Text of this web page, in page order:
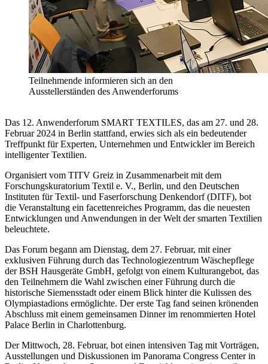
Teilnehmende informieren sich an den
Ausstellerständen des Anwenderforums
Das 12. Anwenderforum SMART TEXTILES, das am 27. und 28.
Februar 2024 in Berlin stattfand, erwies sich als ein bedeutender
Treffpunkt für Experten, Unternehmen und Entwickler im Bereich
intelligenter Textilien.
Organisiert vom TITV Greiz in Zusammenarbeit mit dem
Forschungskuratorium Textil e. V., Berlin, und den Deutschen
Instituten für Textil- und Faserforschung Denkendorf (DITF), bot
die Veranstaltung ein facettenreiches Programm, das die neuesten
Entwicklungen und Anwendungen in der Welt der smarten Textilien
beleuchtete.
Das Forum begann am Dienstag, dem 27. Februar, mit einer
exklusiven Führung durch das Technologiezentrum Wäschepflege
der BSH Hausgeräte GmbH, gefolgt von einem Kulturangebot, das
den Teilnehmern die Wahl zwischen einer Führung durch die
historische Siemensstadt oder einem Blick hinter die Kulissen des
Olympiastadions ermöglichte. Der erste Tag fand seinen krönenden
Abschluss mit einem gemeinsamen Dinner im renommierten Hotel
Palace Berlin in Charlottenburg.
Der Mittwoch, 28. Februar, bot einen intensiven Tag mit Vorträgen,
Ausstellungen und Diskussionen im Panorama Congress Center in